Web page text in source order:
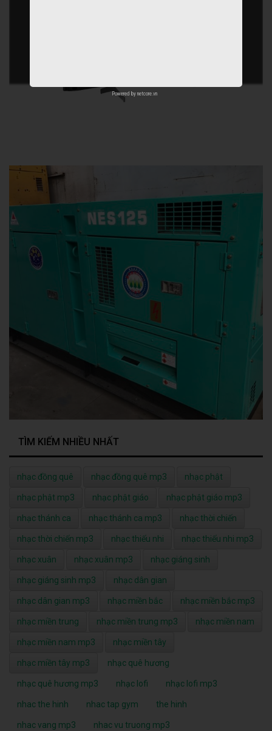
TÌM KIẾM NHIỀU NHẤT
nhạc đồng quê nhạc đồng quê mp3 nhạc phật
nhạc phật mp3 nhạc phật giáo nhạc phật giáo mp3
nhạc thánh ca nhạc thánh ca mp3 nhạc thời chiến
nhạc thời chiến mp3 nhạc thiếu nhi nhạc thiếu nhi mp3
nhạc xuân nhạc xuân mp3 nhạc giáng sinh
nhạc giáng sinh mp3 nhạc dân gian
nhạc dân gian mp3 nhạc miền bắc nhạc miền bắc mp3
nhạc miền trung nhạc miền trung mp3 nhạc miền nam
nhạc miền nam mp3 nhạc miền tây
nhạc miền tây mp3 nhạc quê hương
nhạc quê hương mp3 nhạc lofi nhạc lofi mp3
nhac the hinh nhac tap gym the hinh
nhac vang mp3 nhac vu truong mp3
Powered by netcore.vn